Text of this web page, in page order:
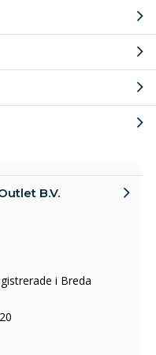
B.V.
i Breda